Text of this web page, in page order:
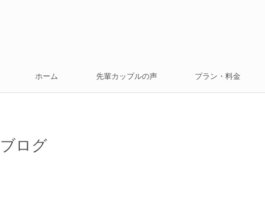
ホーム 先輩カップルの声 プラン・料金
ブログ